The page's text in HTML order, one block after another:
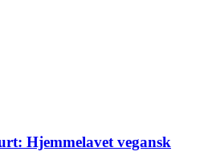
Hjemmelavet vegansk